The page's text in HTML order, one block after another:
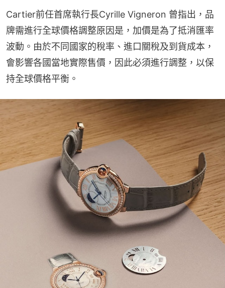
Cartier前任首席執行長Cyrille Vigneron 曾指出，品
牌需進行全球價格調整原因是，加價是為了抵消匯率
波動。由於不同國家的稅率、進口關稅及到貨成本，
會影響各國當地實際售價，因此必須進行調整，以保
持全球價格平衡。